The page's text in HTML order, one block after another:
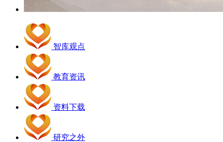
智库观点
教育资讯
资料下载
研究之外